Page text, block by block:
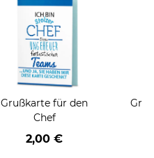
Grußkarte für den
Chef
2,00 €